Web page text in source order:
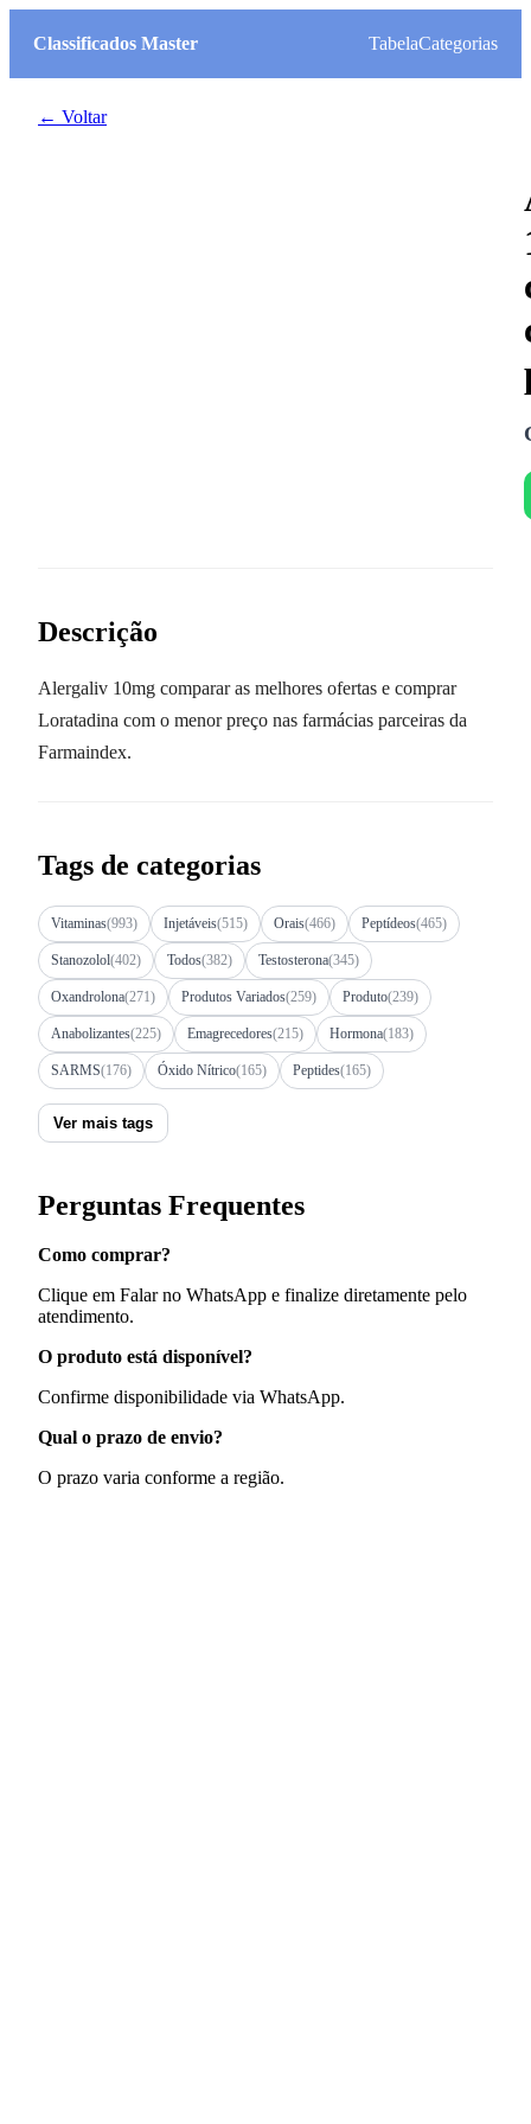
Classificados Master TabelaCategorias
← Voltar
Descrição
Alergaliv 10mg comparar as melhores ofertas e comprar
Loratadina com o menor preço nas farmácias parceiras da
Farmaindex.
Tags de categorias
Vitaminas(993) Injetáveis(515) Orais(466) Peptídeos(465)
Stanozolol(402) Todos(382) Testosterona(345)
Oxandrolona(271) Produtos Variados(259) Produto(239)
Anabolizantes(225) Emagrecedores(215) Hormona(183)
SARMS(176) Óxido Nítrico(165) Peptides(165)
Ver mais tags
Perguntas Frequentes
Como comprar?
Clique em Falar no WhatsApp e finalize diretamente pelo
atendimento.
O produto está disponível?
Confirme disponibilidade via WhatsApp.
Qual o prazo de envio?
O prazo varia conforme a região.